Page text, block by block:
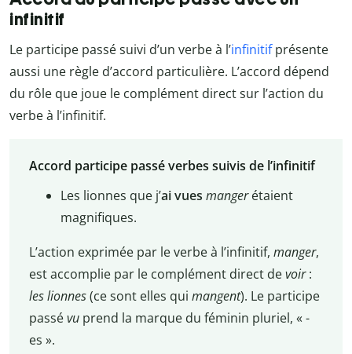
infinitif
Le participe passé suivi d’un verbe à l’infinitifprésente
aussi une règle d’accord particulière. L’accord dépend
du rôle que joue le complément direct sur l’action du
verbe à l’infinitif.
Accord participe passé verbes suivis de l’infinitif
Les lionnes que j’ai vues mangerétaient
magnifiques.
L’action exprimée par le verbe à l’infinitif, manger,
est accomplie par le complément direct devoir :
les lionnes(ce sont elles qui mangent). Le participe
passévu prend la marque du féminin pluriel, « -
es ».